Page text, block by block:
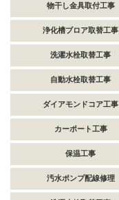
物干し金具取付工事
浄化槽ブロア取替工事
洗濯水栓取替工事
自動水栓取替工事
ダイアモンドコア工事
カーポート工事
保温工事
汚水ポンプ配線修理